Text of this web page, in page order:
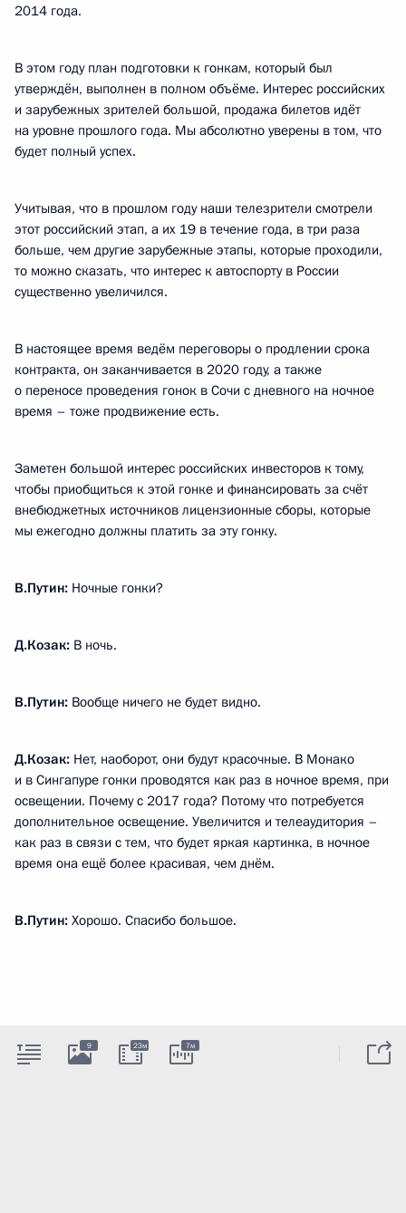
2014 года.
В этом году план подготовки к гонкам, который был
утверждён, выполнен в полном объёме. Интерес российских
и зарубежных зрителей большой, продажа билетов идёт
на уровне прошлого года. Мы абсолютно уверены в том, что
будет полный успех.
Учитывая, что в прошлом году наши телезрители смотрели
этот российский этап, а их 19 в течение года, в три раза
больше, чем другие зарубежные этапы, которые проходили,
то можно сказать, что интерес к автоспорту в России
существенно увеличился.
В настоящее время ведём переговоры о продлении срока
контракта, он заканчивается в 2020 году, а также
о переносе проведения гонок в Сочи с дневного на ночное
время – тоже продвижение есть.
Заметен большой интерес российских инвесторов к тому,
чтобы приобщиться к этой гонке и финансировать за счёт
внебюджетных источников лицензионные сборы, которые
мы ежегодно должны платить за эту гонку.
В.Путин: Ночные гонки?
Д.Козак: В ночь.
В.Путин: Вообще ничего не будет видно.
Д.Козак: Нет, наоборот, они будут красочные. В Монако
и в Сингапуре гонки проводятся как раз в ночное время, при
освещении. Почему с 2017 года? Потому что потребуется
дополнительное освещение. Увеличится и телеаудитория –
как раз в связи с тем, что будет яркая картинка, в ночное
время она ещё более красивая, чем днём.
В.Путин: Хорошо. Спасибо большое.
9 23м 7м